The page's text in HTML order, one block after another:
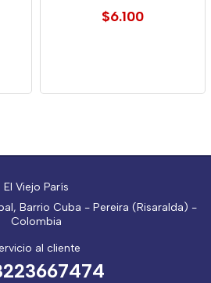
$6.100
El Viejo París
Barrio Cuba - Pereira (Risaralda) -
Colombia
al cliente